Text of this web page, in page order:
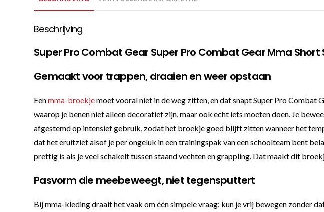
Beschrijving
Super Pro Combat Gear Super Pro Combat Gear Mma
Gemaakt voor trappen, draaien en weer opstaan
Eenmma-broekjemoet vooral niet in de weg zitten, en dat snapt Super Pro
waarop je benen niet alleen decoratief zijn, maar ook echt iets moeten doen. Je
afgestemd op intensief gebruik, zodat het broekje goed blijft zitten wanneer het
dat het eruitziet alsof je per ongeluk in een trainingspak van een schoolteam bent
prettig is als je veel schakelt tussen staand vechten en grappling. Dat maakt dit
Pasvorm die meebeweegt, niet tegensputtert
Bij mma-kleding draait het vaak om één simpele vraag: kun je vrij bewegen zonder